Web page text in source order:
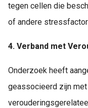
tegen cellen die
of andere
4. Verband met
Onderzoek heeft
geassocieerd zijn